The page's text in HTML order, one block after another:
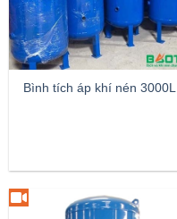
Bình tích áp khí nén 3000L